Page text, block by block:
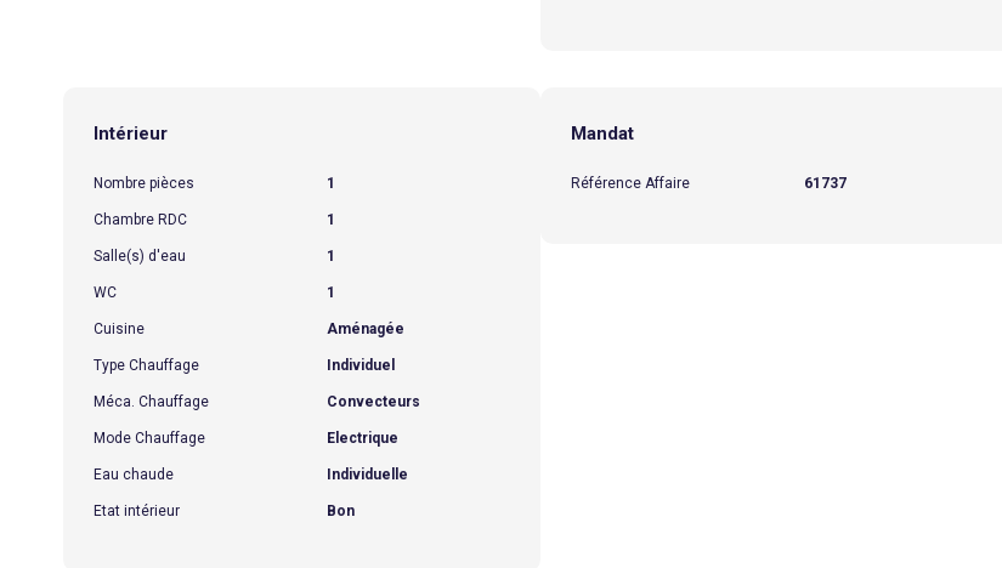
Intérieur
Nombre pièces 1
Chambre RDC 1
Salle(s) d'eau 1
WC 1
Cuisine Aménagée
Type Chauffage Individuel
Méca. Chauffage Convecteurs
Mode Chauffage Electrique
Eau chaude Individuelle
Etat intérieur Bon
Mandat
Référence Affaire 61737